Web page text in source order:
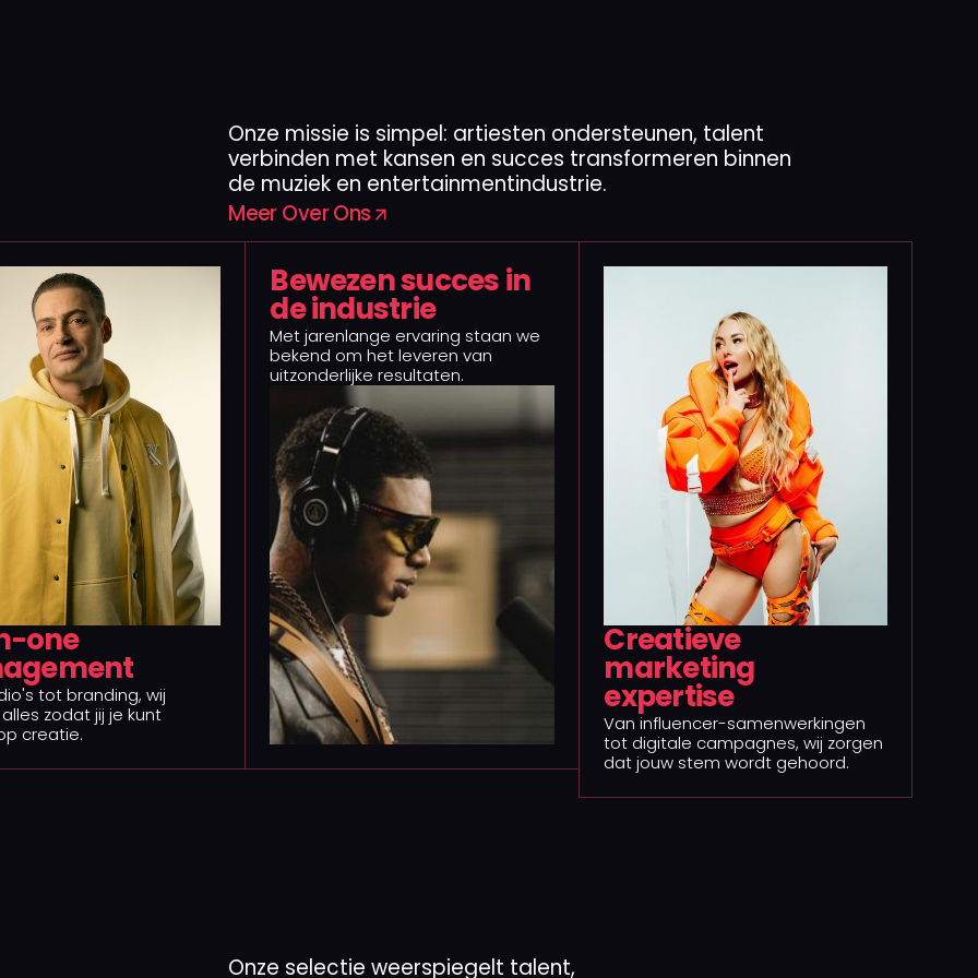
Onze missie is simpel: artiesten ondersteunen, talent
verbinden met kansen en succes transformeren binnen
de muziek en entertainmentindustrie.
Meer Over Ons
one
tot branding, wij
zodat jij je kunt
creatie.
Bewezen succes in
de industrie
Met jarenlange ervaring staan we
bekend om het leveren van
uitzonderlijke resultaten.
Creatieve
marketing
expertise
Van influencer-samenwerkingen
tot digitale campagnes, wij zorgen
dat jouw stem wordt gehoord.
Onze selectie weerspiegelt talent,